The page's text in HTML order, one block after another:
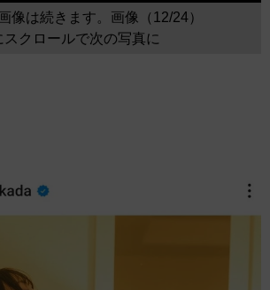
像は続きます。画像（12/24）
スクロールで次の写真に